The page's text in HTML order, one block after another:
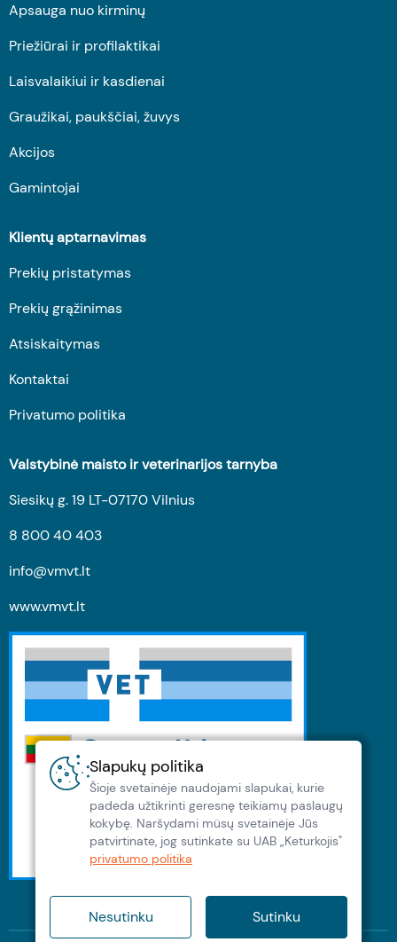
Slapukų politika
Šioje svetainėje naudojami slapukai, kurie
padeda užtikrinti geresnę teikiamų paslaugų
kokybę. Naršydami müsų svetainėje Jūs
patvirtinate, jog sutinkate su UAB „Keturkojis"
privatumo politika
Nesutinku Sutinku
Apsauga nuo kirminų
Priežiūrai ir profilaktikai
Laisvalaikiui ir kasdienai
Graužikai, paukščiai, žuvys
Akcijos
Gamintojai
Klientų aptarnavimas
Prekių pristatymas
Prekių grąžinimas
Atsiskaitymas
Kontaktai
Privatumo politika
Valstybinė maisto ir veterinarijos tarnyba
Siesikų g. 19 LT-07170 Vilnius
8 800 40 403
info@vmvt.lt
www.vmvt.lt